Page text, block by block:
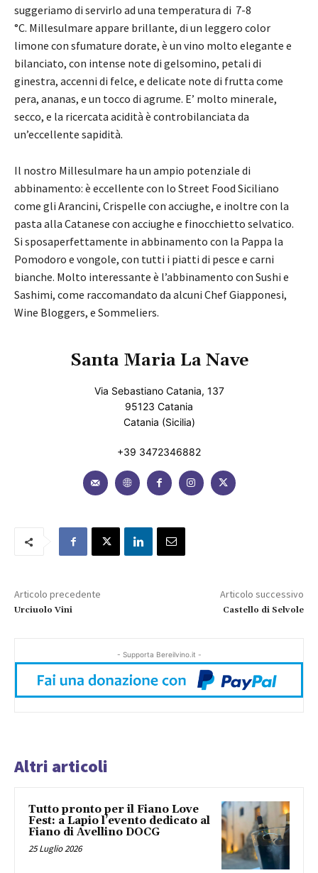
suggeriamo di servirlo ad una temperatura di 7-8
°C. Millesulmare appare brillante, di un leggero color
limone con sfumature dorate, è un vino molto elegante e
bilanciato, con intense note di gelsomino, petali di
ginestra, accenni di felce, e delicate note di frutta come
pera, ananas, e un tocco di agrume. E’ molto minerale,
secco, e la ricercata acidità è controbilanciata da
un’eccellente sapidità.
Il nostro Millesulmare ha un ampio potenziale di
abbinamento: è eccellente con lo Street Food Siciliano
come gli Arancini, Crispelle con acciughe, e inoltre con la
pasta alla Catanese con acciughe e finocchietto selvatico.
Si sposaperfettamente in abbinamento con la Pappa la
Pomodoro e vongole, con tutti i piatti di pesce e carni
bianche. Molto interessante è l’abbinamento con Sushi e
Sashimi, come raccomandato da alcuni Chef Giapponesi,
Wine Bloggers, e Sommeliers.
Santa Maria La Nave
Via Sebastiano Catania, 137
95123 Catania
Catania (Sicilia)
+39 3472346882
Articolo precedente
Urciuolo Vini
Articolo successivo
Castello di Selvole
- Supporta Bereilvino.it -
Altri articoli
Tutto pronto per il Fiano Love
Fest: a Lapio l’evento dedicato al
Fiano di Avellino DOCG
25 Luglio 2026